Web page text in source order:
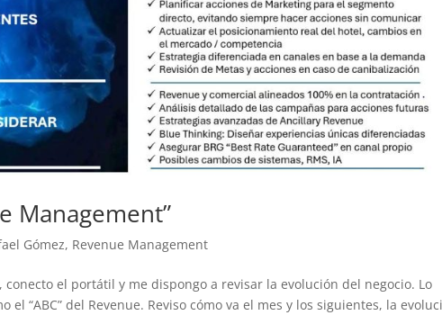
Management”
Gómez, Revenue Management
el portátil y me dispongo a revisar la evolución del negocio. Lo
“ABC” del Revenue. Reviso cómo va el mes y los siguientes, la